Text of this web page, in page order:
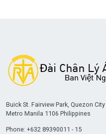
Buick St. Fairview Park, Quezon City
Metro Manila 1106 Philippines
Phone: +632 89390011 - 15